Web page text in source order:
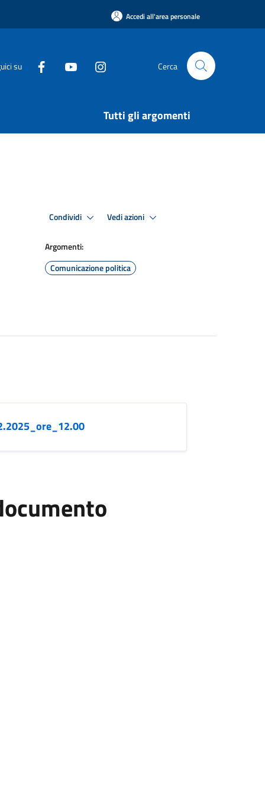
Accedi all'area personale
su Cerca
Tutti gli argomenti
Condividi Vedi azioni
Argomenti:
Comunicazione politica